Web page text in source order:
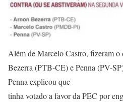
Além de Marcelo Castro, fizeram
Bezerra (PTB-CE) e Penna (PV-
Penna explicou que
tinha votado a favor da PEC por